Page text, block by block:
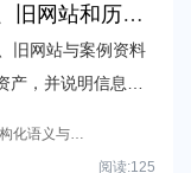
旧网站和历史
解和采信的企
据具体能解
旧网站与案例资料
，并说明信息架
化语义与
阅读:125